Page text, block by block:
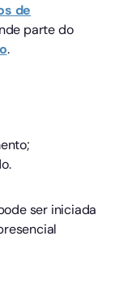
de
parte do
.
ser iniciada